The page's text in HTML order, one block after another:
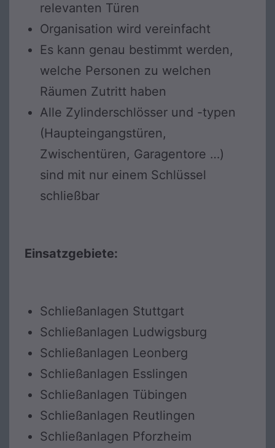
relevanten Türen
Organisation wird vereinfacht
Es kann genau bestimmt werden,
welche Personen zu welchen
Räumen Zutritt haben
Alle Zylinderschlösser und -typen
(Haupteingangstüren,
Zwischentüren, Garagentore …)
sind mit nur einem Schlüssel
schließbar
Einsatzgebiete:
Schließanlagen Stuttgart
Schließanlagen Ludwigsburg
Schließanlagen Leonberg
Schließanlagen Esslingen
Schließanlagen Tübingen
Schließanlagen Reutlingen
Schließanlagen Pforzheim